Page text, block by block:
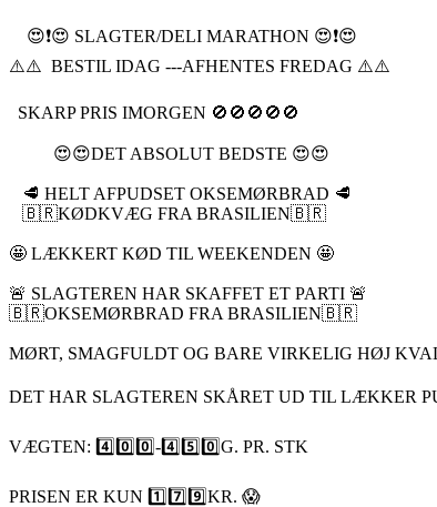
😍❗️😍 SLAGTER/DELI MARATHON 😍❗️😍
⚠️⚠️ BESTIL IDAG ---AFHENTES FREDAG ⚠️⚠️
SKARP PRIS IMORGEN 🚫🚫🚫🚫🚫
😍😍DET ABSOLUT BEDSTE 😍😍
🥩 HELT AFPUDSET OKSEMØRBRAD 🥩
🇧🇷KØDKVÆG FRA BRASILIEN🇧🇷
🤩 LÆKKERT KØD TIL WEEKENDEN 🤩
🚨 SLAGTEREN HAR SKAFFET ET PARTI 🚨
🇧🇷OKSEMØRBRAD FRA BRASILIEN🇧🇷
MØRT, SMAGFULDT OG BARE VIRKELIG HØJ
DET HAR SLAGTEREN SKÅRET UD TIL LÆKKER
VÆGTEN: 4️⃣0️⃣0️⃣-4️⃣5️⃣0️⃣G. PR. STK
PRISEN ER KUN 1️⃣7️⃣9️⃣KR. 😱